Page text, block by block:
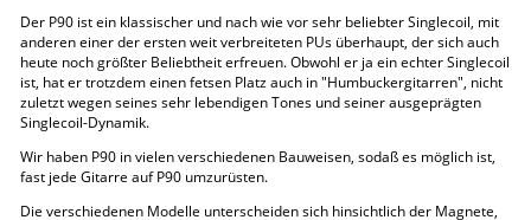
Der P90 ist ein klassischer und nach wie vor sehr beliebter Singlecoil, mit
anderen einer der ersten weit verbreiteten PUs überhaupt, der sich auch
heute noch größter Beliebtheit erfreuen. Obwohl er ja ein echter Singlecoil
ist, hat er trotzdem einen fetsen Platz auch in "Humbuckergitarren", nicht
zuletzt wegen seines sehr lebendigen Tones und seiner ausgeprägten
Singlecoil-Dynamik.
Wir haben P90 in vielen verschiedenen Bauweisen, sodaß es möglich ist,
fast jede Gitarre auf P90 umzurüsten.
Die verschiedenen Modelle unterscheiden sich hinsichtlich der Magnete,